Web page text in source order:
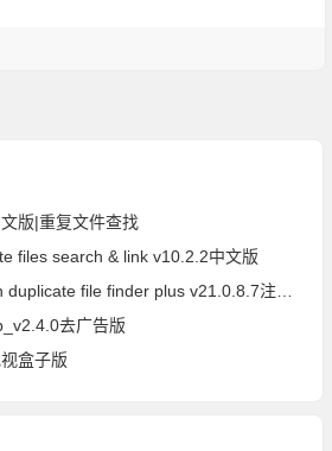
版|重复文件查找
files search & link v10.2.2中文版
file finder plus v21.0.8.7注册版
去广告版
盒子版